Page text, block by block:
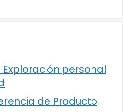
Exploración personal
de Producto